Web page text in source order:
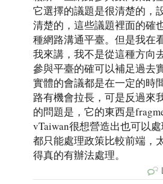
它選擇的議題是很清楚的，
清楚的，這些議題裡面的確
種網路溝通平臺。但是我在
我來講，我不是從這種方向
參與平臺的確可以補足過去
實體的會議都是在一定的時
路有機會拉長，可是反過來
的問題是，它的東西是
vTaiwan很想營造出也可以
都只能處理政策比較前端，
得真的有辦法處理。